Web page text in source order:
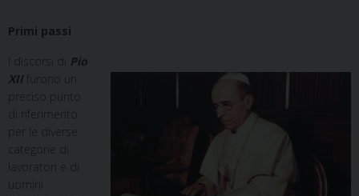
Primi passi
I discorsi di Pio
XII furono un
preciso punto
di riferimento
per le diverse
categorie di
lavoratori e di
uomini